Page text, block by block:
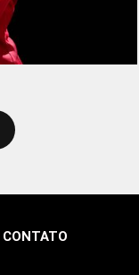
CONTATO